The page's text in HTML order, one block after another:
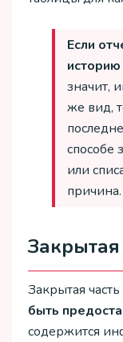
Если
значит,
же вид,
способе
или
причина.
Закрытая
Закрытая
быть
содержится